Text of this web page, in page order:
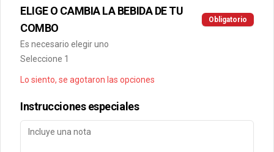
Política de privacidad
Redes sociales
Facebook
Mi cuenta
ELIGE O CAMBIA LA BEBIDA DE TU
COMBO
Obligatorio
Es necesario elegir uno
Seleccione 1
Lo siento, se agotaron las opciones
Instrucciones especiales